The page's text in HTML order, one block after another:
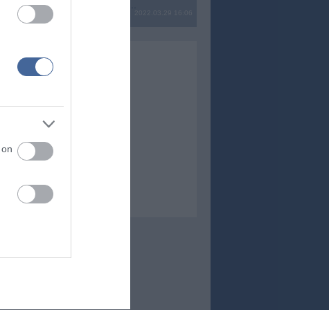
Ide minden baromságot...